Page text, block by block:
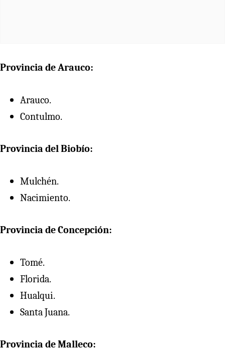
Provincia de Arauco:
Arauco.
Contulmo.
Provincia del Biobío:
Mulchén.
Nacimiento.
Provincia de Concepción:
Tomé.
Florida.
Hualqui.
Santa Juana.
Provincia de Malleco: